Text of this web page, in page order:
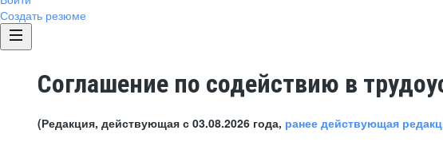
Создать резюме
Соглашение по содействию в
(Редакция, действующая с 03.08.2026 года, ранее действующая